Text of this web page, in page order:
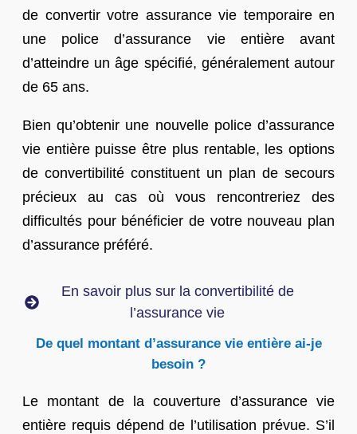
de convertir votre assurance vie temporaire en
une police d’assurance vie entière avant
d’atteindre un âge spécifié, généralement autour
de 65 ans.
Bien qu’obtenir une nouvelle police d’assurance
vie entière puisse être plus rentable, les options
de convertibilité constituent un plan de secours
précieux au cas où vous rencontreriez des
difficultés pour bénéficier de votre nouveau plan
d’assurance préféré.
En savoir plus sur la convertibilité de
l’assurance vie
De quel montant d’assurance vie entière ai-je
besoin ?
Le montant de la couverture d’assurance vie
entière requis dépend de l’utilisation prévue. S’il